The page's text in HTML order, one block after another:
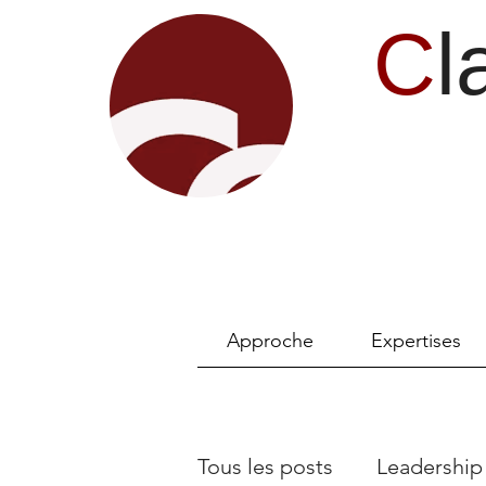
C
Approche Expertises
Tous les posts Leadership